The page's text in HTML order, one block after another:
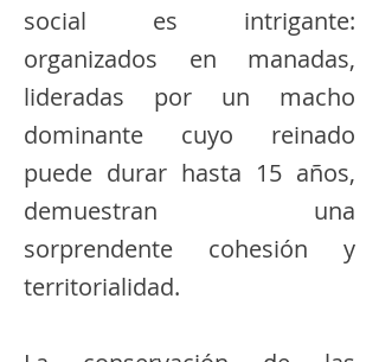
social es intrigante:
organizados en manadas,
lideradas por un macho
dominante cuyo reinado
puede durar hasta 15 años,
demuestran una
sorprendente cohesión y
territorialidad.